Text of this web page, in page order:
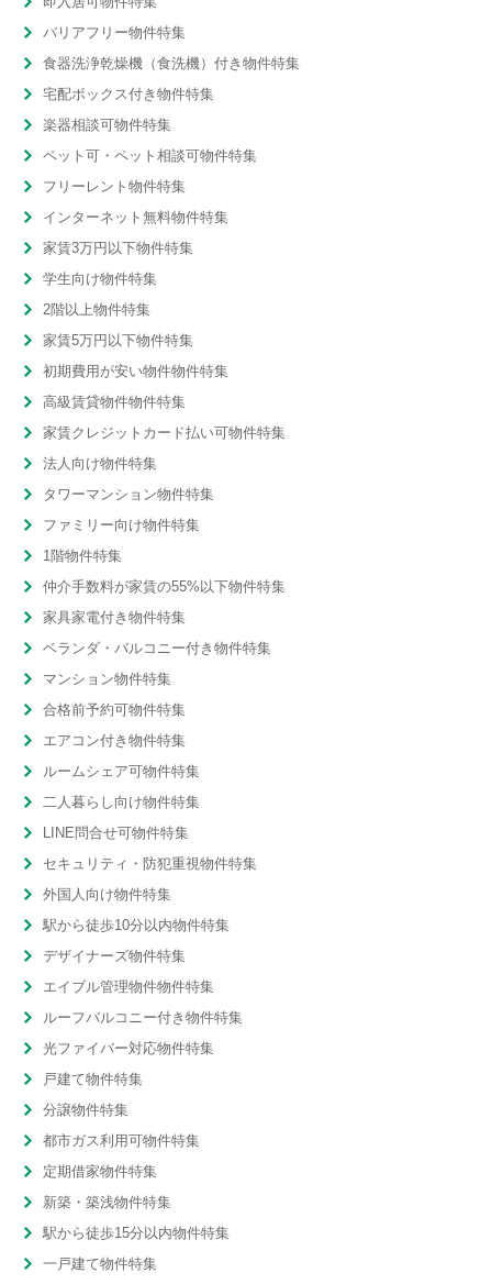
バリアフリー物件特集
食器洗浄乾燥機（食洗機）付き物件特集
宅配ボックス付き物件特集
楽器相談可物件特集
ペット可・ペット相談可物件特集
フリーレント物件特集
インターネット無料物件特集
家賃3万円以下物件特集
学生向け物件特集
2階以上物件特集
家賃5万円以下物件特集
初期費用が安い物件物件特集
高級賃貸物件物件特集
家賃クレジットカード払い可物件特集
法人向け物件特集
タワーマンション物件特集
ファミリー向け物件特集
1階物件特集
仲介手数料が家賃の55%以下物件特集
家具家電付き物件特集
ベランダ・バルコニー付き物件特集
マンション物件特集
合格前予約可物件特集
エアコン付き物件特集
ルームシェア可物件特集
二人暮らし向け物件特集
LINE問合せ可物件特集
セキュリティ・防犯重視物件特集
外国人向け物件特集
駅から徒歩10分以内物件特集
デザイナーズ物件特集
エイブル管理物件物件特集
ルーフバルコニー付き物件特集
光ファイバー対応物件特集
戸建て物件特集
分譲物件特集
都市ガス利用可物件特集
定期借家物件特集
新築・築浅物件特集
駅から徒歩15分以内物件特集
一戸建て物件特集